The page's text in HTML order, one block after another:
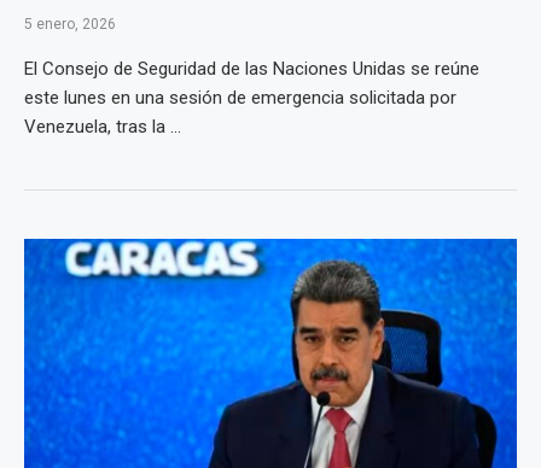
5 enero, 2026
El Consejo de Seguridad de las Naciones Unidas se reúne
este lunes en una sesión de emergencia solicitada por
Venezuela, tras la ...